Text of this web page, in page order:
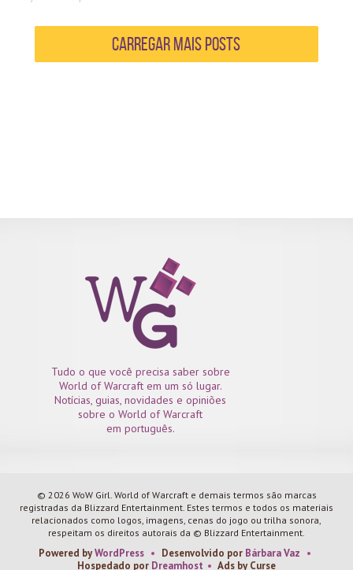
Carregar mais Posts
Tudo o que você precisa saber sobre
World of Warcraft em um só lugar.
Notícias, guias, novidades e opiniões
sobre o World of Warcraft
em português.
© 2026 WoW Girl. World of Warcraft e demais termos são marcas
registradas da Blizzard Entertainment. Estes termos e todos os materiais
relacionados como logos, imagens, cenas do jogo ou trilha sonora,
respeitam os direitos autorais da © Blizzard Entertainment.
Powered byWordPress • Desenvolvido por Bárbara Vaz •
Hospedado por Dreamhost • Ads by Curse